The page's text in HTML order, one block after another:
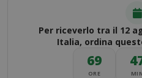
Per riceverlo tra il 12
Italia, ordina
69
ORE MIN